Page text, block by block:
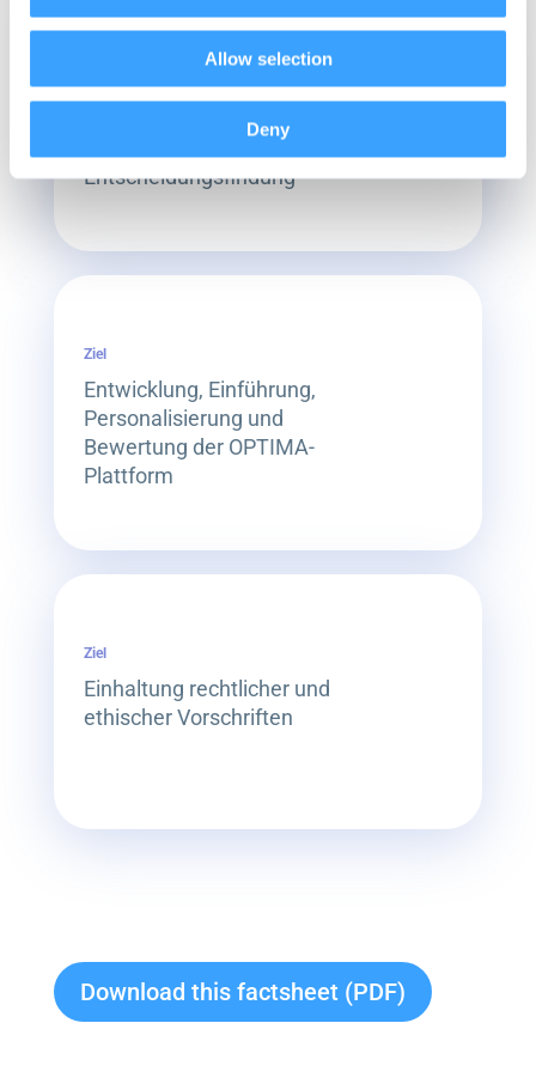
Allow selection
Deny
Unterstützung der
Entscheidungsfindung
Ziel
Entwicklung, Einführung,
Personalisierung und
Bewertung der OPTIMA-
Plattform
Ziel
Einhaltung rechtlicher und
ethischer Vorschriften
Download this factsheet (PDF)